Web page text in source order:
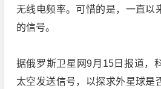
无线电频率。可惜的是，一直以
的信号。
据俄罗斯卫星网9月15日报道，
太空发送信号，以探求外星球是